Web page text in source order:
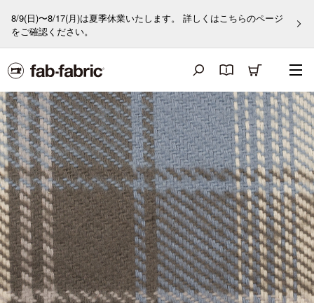
8/9(日)〜8/17(月)は夏季休業いたします。 詳しくはこちらのページ
をご確認ください。